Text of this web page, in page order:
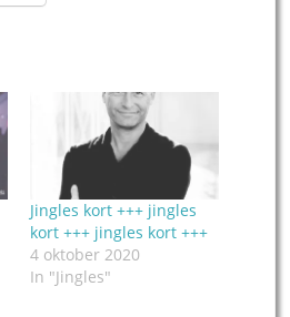
Jingles kort +++ jingles
kort +++ jingles kort +++
4 oktober 2020
In "Jingles"